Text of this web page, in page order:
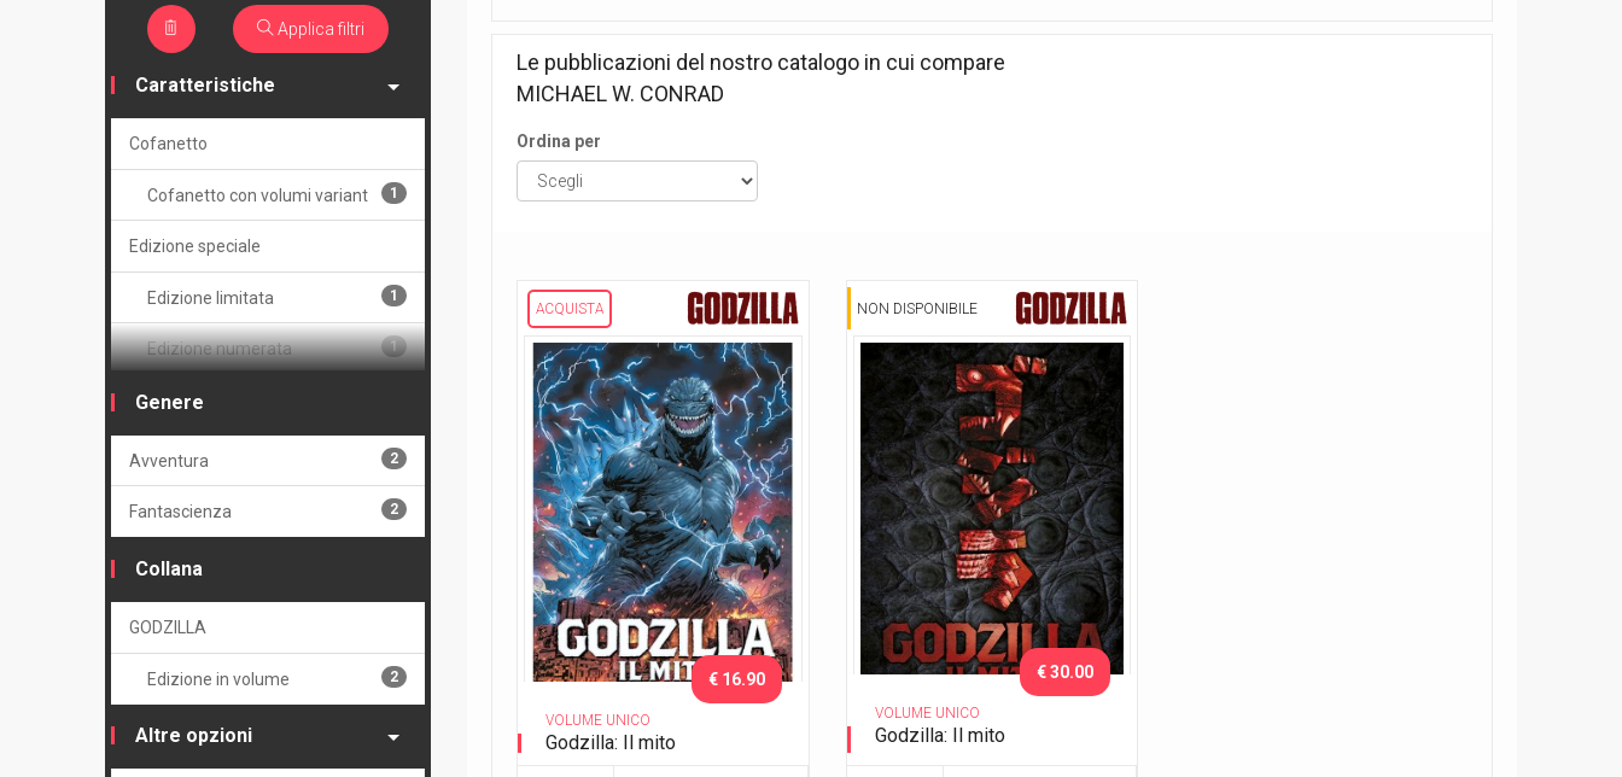
Le pubblicazioni del nostro catalogo in cui compare
MICHAEL W. CONRAD
Ordina per
ACQUISTA
VOLUME UNICO
Godzilla: Il mito
€ 16.90
NON DISPONIBILE
VOLUME UNICO
Godzilla: Il mito
€ 30.00
Applica filtri
Caratteristiche
Cofanetto
Cofanetto con volumi variant 1
Edizione speciale
Edizione limitata 1
Edizione numerata 1
Volume
Brossurato 1
Cartonato variant numerato 1
Genere
Avventura 2
Fantascienza 2
Collana
GODZILLA
Edizione in volume 2
Altre opzioni